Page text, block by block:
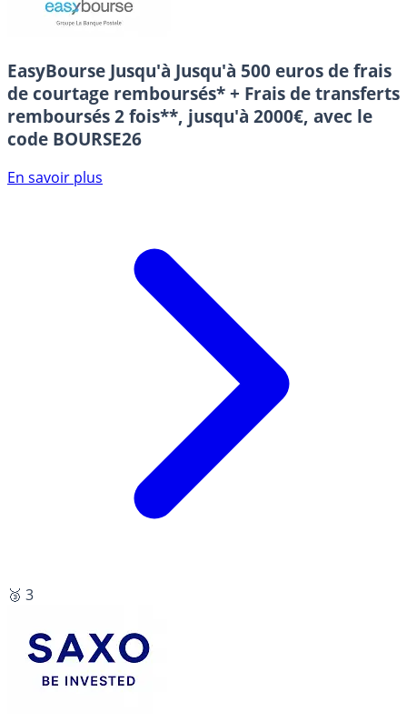
EasyBourse Jusqu'à Jusqu'à 500 euros de frais
de courtage remboursés* + Frais de transferts
remboursés 2 fois**, jusqu'à 2000€, avec le
code BOURSE26
En savoir plus
🥉 3